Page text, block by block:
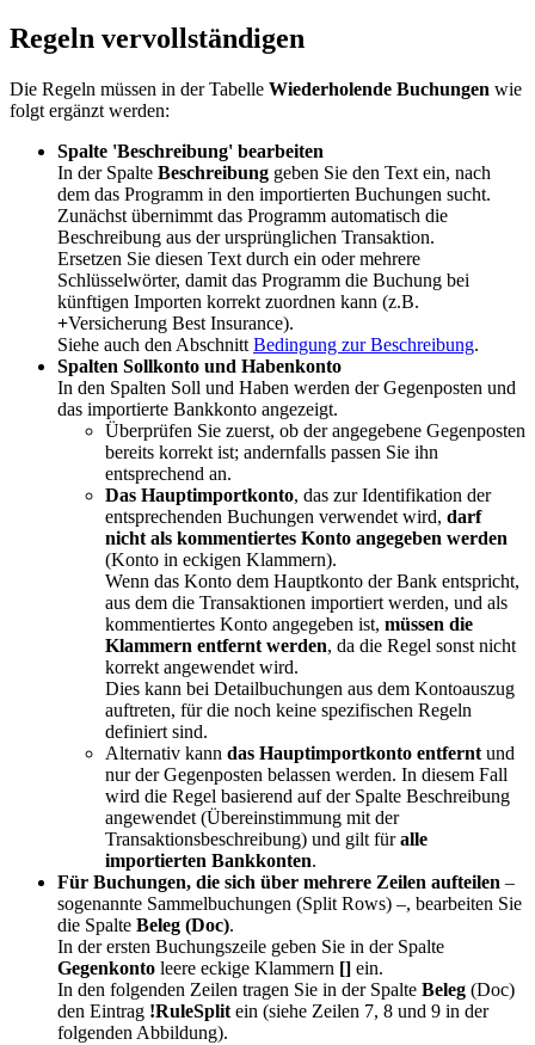
Regeln vervollständigen
Die Regeln müssen in der Tabelle Wiederholende Buchungen wie
folgt ergänzt werden:
Spalte 'Beschreibung' bearbeiten
In der Spalte Beschreibung geben Sie den Text ein, nach
dem das Programm in den importierten Buchungen sucht.
Zunächst übernimmt das Programm automatisch die
Beschreibung aus der ursprünglichen Transaktion.
Ersetzen Sie diesen Text durch ein oder mehrere
Schlüsselwörter, damit das Programm die Buchung bei
künftigen Importen korrekt zuordnen kann (z.B.
+Versicherung Best Insurance).
Siehe auch den Abschnitt Bedingung zur Beschreibung.
Spalten Sollkonto und Habenkonto
In den Spalten Soll und Haben werden der Gegenposten und
das importierte Bankkonto angezeigt.
Überprüfen Sie zuerst, ob der angegebene Gegenposten
bereits korrekt ist; andernfalls passen Sie ihn
entsprechend an.
Das Hauptimportkonto, das zur Identifikation der
entsprechenden Buchungen verwendet wird, darf
nicht als kommentiertes Konto angegeben werden
(Konto in eckigen Klammern).
Wenn das Konto dem Hauptkonto der Bank entspricht,
aus dem die Transaktionen importiert werden, und als
kommentiertes Konto angegeben ist, müssen die
Klammern entfernt werden, da die Regel sonst nicht
korrekt angewendet wird.
Dies kann bei Detailbuchungen aus dem Kontoauszug
auftreten, für die noch keine spezifischen Regeln
definiert sind.
Alternativ kann das Hauptimportkonto entfernt und
nur der Gegenposten belassen werden. In diesem Fall
wird die Regel basierend auf der Spalte Beschreibung
angewendet (Übereinstimmung mit der
Transaktionsbeschreibung) und gilt füralle
importierten Bankkonten.
Für Buchungen, die sich über mehrere Zeilen aufteilen –
sogenannte Sammelbuchungen (Split Rows) –, bearbeiten Sie
die Spalte Beleg (Doc).
In der ersten Buchungszeile geben Sie in der Spalte
Gegenkonto leere eckige Klammern [] ein.
In den folgenden Zeilen tragen Sie in der Spalte Beleg (Doc)
den Eintrag !RuleSplit ein (siehe Zeilen 7, 8 und 9 in der
folgenden Abbildung).